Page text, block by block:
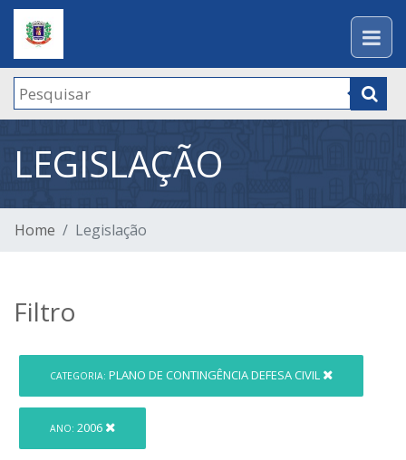
LEGISLAÇÃO
Home Legislação
Filtro
CATEGORIA: PLANO DE CONTINGÊNCIA DEFESA CIVIL
ANO: 2006